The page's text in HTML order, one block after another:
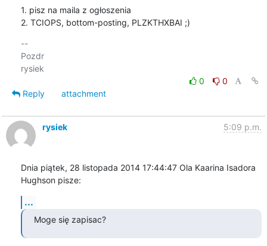
1. pisz na maila z ogłoszenia
2. TCIOPS, bottom-posting, PLZKTHXBAI ;)
--
Pozdr
0
0
Reply
attachment
rysiek 5:09 p.m.
Dnia piątek, 28 listopada 2014 17:44:47 Ola Kaarina Isadora
Hughson pisze:
...
Moge się zapisac?